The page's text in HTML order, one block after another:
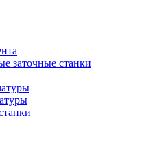
заточные станки